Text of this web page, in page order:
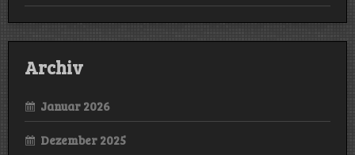
Archiv
Januar 2026
Dezember 2025